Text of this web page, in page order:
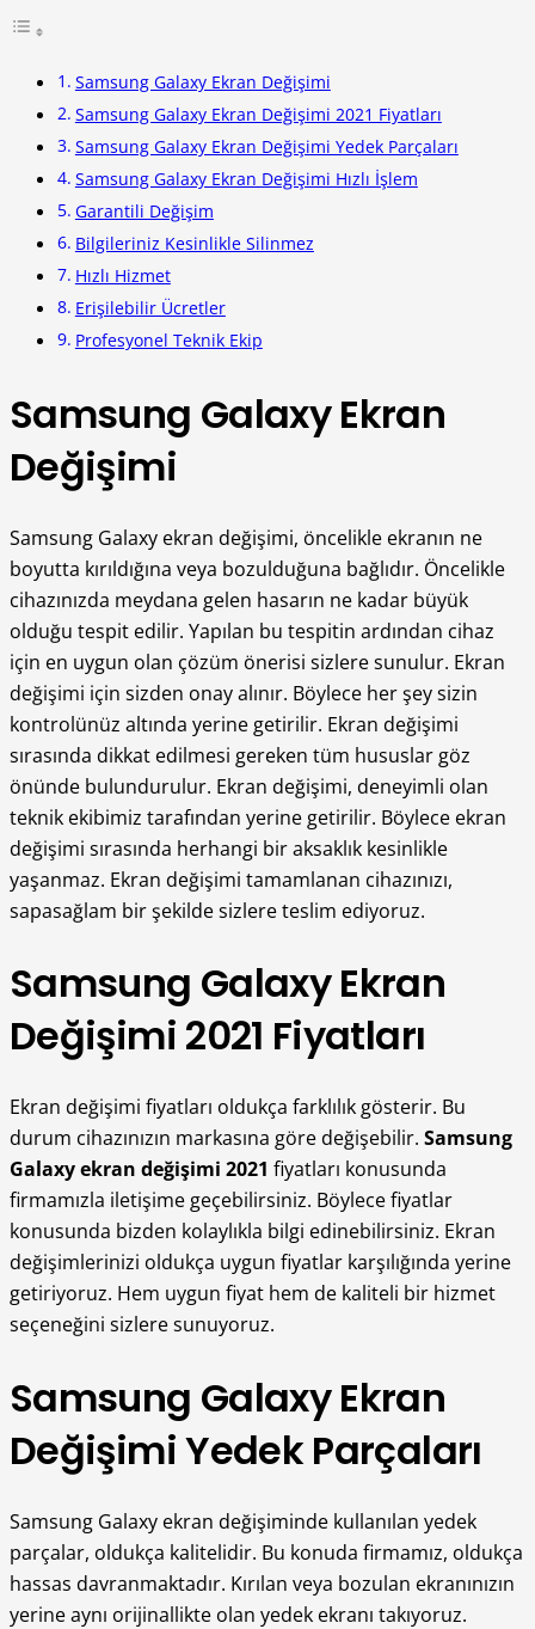
Samsung Galaxy Ekran Değişimi
Samsung Galaxy Ekran Değişimi 2021 Fiyatları
Samsung Galaxy Ekran Değişimi Yedek Parçaları
Samsung Galaxy Ekran Değişimi Hızlı İşlem
Garantili Değişim
Bilgileriniz Kesinlikle Silinmez
Hızlı Hizmet
Erişilebilir Ücretler
Profesyonel Teknik Ekip
Samsung Galaxy Ekran
Değişimi
Samsung Galaxy ekran değişimi, öncelikle ekranın ne
boyutta kırıldığına veya bozulduğuna bağlıdır. Öncelikle
cihazınızda meydana gelen hasarın ne kadar büyük
olduğu tespit edilir. Yapılan bu tespitin ardından cihaz
için en uygun olan çözüm önerisi sizlere sunulur. Ekran
değişimi için sizden onay alınır. Böylece her şey sizin
kontrolünüz altında yerine getirilir. Ekran değişimi
sırasında dikkat edilmesi gereken tüm hususlar göz
önünde bulundurulur. Ekran değişimi, deneyimli olan
teknik ekibimiz tarafından yerine getirilir. Böylece ekran
değişimi sırasında herhangi bir aksaklık kesinlikle
yaşanmaz. Ekran değişimi tamamlanan cihazınızı,
sapasağlam bir şekilde sizlere teslim ediyoruz.
Samsung Galaxy Ekran
Değişimi 2021 Fiyatları
Ekran değişimi fiyatları oldukça farklılık gösterir. Bu
durum cihazınızın markasına göre değişebilir. Samsung
Galaxy ekran değişimi 2021 fiyatları konusunda
firmamızla iletişime geçebilirsiniz. Böylece fiyatlar
konusunda bizden kolaylıkla bilgi edinebilirsiniz. Ekran
değişimlerinizi oldukça uygun fiyatlar karşılığında yerine
getiriyoruz. Hem uygun fiyat hem de kaliteli bir hizmet
seçeneğini sizlere sunuyoruz.
Samsung Galaxy Ekran
Değişimi Yedek Parçaları
Samsung Galaxy ekran değişiminde kullanılan yedek
parçalar, oldukça kalitelidir. Bu konuda firmamız, oldukça
hassas davranmaktadır. Kırılan veya bozulan ekranınızın
yerine aynı orijinallikte olan yedek ekranı takıyoruz.